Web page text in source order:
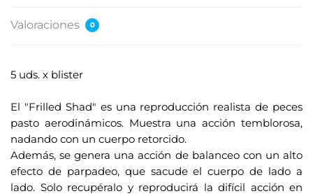
c
ó
d
e
c
r
Valoraciones 0
5 uds. x blister
El "Frilled Shad" es una reproducción realista de peces
pasto aerodinámicos. Muestra una acción temblorosa,
nadando con un cuerpo retorcido.
Además, se genera una acción de balanceo con un alto
efecto de parpadeo, que sacude el cuerpo de lado a
lado. Solo recupéralo y reproducirá la difícil acción en